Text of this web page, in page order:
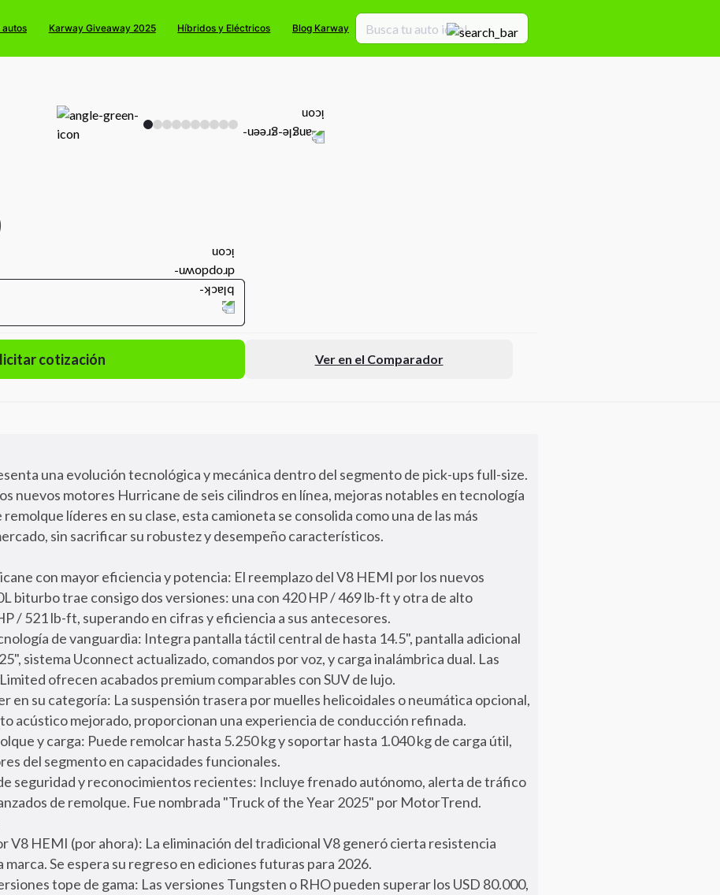
autos Karway Giveaway 2025 Híbridos y Eléctricos Blog Karway
cotización Ver en el Comparador
una evolución tecnológica y mecánica dentro del segmento de pick-ups full-size.
nuevos motores Hurricane de seis cilindros en línea, mejoras notables en tecnología
líderes en su clase, esta camioneta se consolida como una de las más
sin sacrificar su robustez y desempeño característicos.
con mayor eficiencia y potencia: El reemplazo del V8 HEMI por los nuevos
biturbo trae consigo dos versiones: una con 420 HP / 469 lb-ft y otra de alto
/ 521 lb-ft, superando en cifras y eficiencia a sus antecesores.
de vanguardia: Integra pantalla táctil central de hasta 14.5", pantalla adicional
sistema Uconnect actualizado, comandos por voz, y carga inalámbrica dual. Las
ofrecen acabados premium comparables con SUV de lujo.
en su categoría: La suspensión trasera por muelles helicoidales o neumática opcional,
acústico mejorado, proporcionan una experiencia de conducción refinada.
y carga: Puede remolcar hasta 5.250 kg y soportar hasta 1.040 kg de carga útil,
del segmento en capacidades funcionales.
seguridad y reconocimientos recientes: Incluye frenado autónomo, alerta de tráfico
de remolque. Fue nombrada "Truck of the Year 2025" por MotorTrend.
V8 HEMI (por ahora): La eliminación del tradicional V8 generó cierta resistencia
Se espera su regreso en ediciones futuras para 2026.
tope de gama: Las versiones Tungsten o RHO pueden superar los USD 80.000,